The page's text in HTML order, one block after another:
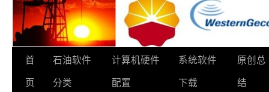
跳首
页
石油软件
分类
计算机硬件
配置
系统软件
下载
原创总
结